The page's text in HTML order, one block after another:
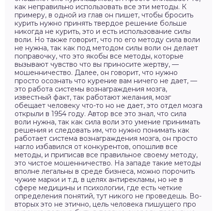
как неправильно использовать все эти методы. К
примеру, в одной из глав он пишет, чтобы бросить
курить нужно принять твердое решение больше
никогда не курить, это и есть использование силы
воли. Но также говорит, что по его методу сила воли
не нужна, так как под методом силы воли он делает
поправочку, что это якобы все методы, которые
вызывают чувство что вы приносите жертву, —
мошенничество. Далее, он говорит, что нужно
просто осознать что курение вам ничего не дает, —
это работа системы вознаграждения мозга,
известный факт, так работают желания, мозг
обещает человеку что-то но не дает, это отдел мозга
открыли в 1954 году. Автор все это знал, что сила
воли нужна, так как сила воли это умение принимать
решения и следовать им, что нужно понимать как
работает система вознаграждения мозга, он просто
нагло избавился от конкурентов, опошлив все
методы, и приписав все правильное своему методу,
это чистое мошенничество. На западе такие методы
вполне легальны в среде бизнеса, можно порочить
чужие марки и т.д. в целях антирекламы, но не в
сфере медицины и психологии, где есть четкие
определения понятий, тут никого не проведешь. Во-
вторых это не этично, цель человека пишущего про